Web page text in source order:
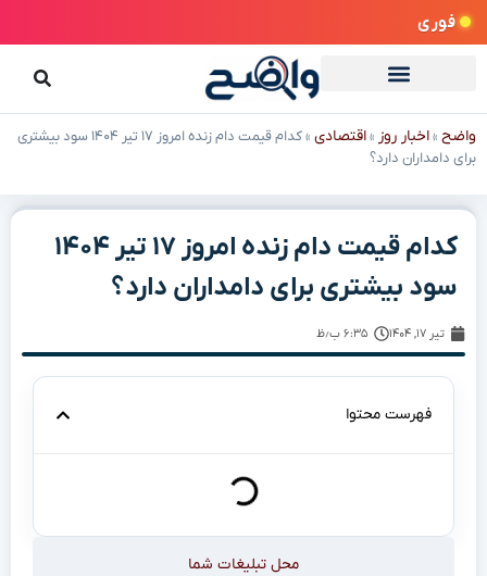
فوری
واضح»اخبار روز »اقتصادی»
کدام قیمت دام زنده امروز ۱۷ تیر ۱۴۰۴ سود بیشتری
برای دامداران دارد؟
کدام قیمت دام زنده امروز ۱۷ تیر ۱۴۰۴
سود بیشتری برای دامداران دارد؟
تیر ۱۷, ۱۴۰۴ ۶:۳۵ ب٫ظ
فهرست محتوا
محل تبلیغات شما